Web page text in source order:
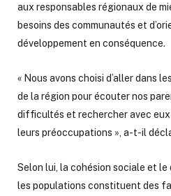
aux responsables régionaux de
besoins des communautés et
développement en conséquence.
« Nous avons choisi d’aller dans
de la région pour écouter nos
difficultés et rechercher avec
leurs préoccupations », a-t-il
Selon lui, la cohésion sociale et
les populations constituent des